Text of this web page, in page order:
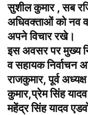
सुशील कुमार , सब
अधिवक्ताओं को नव
अपने विचार रखे।
इस अवसर पर मुख्य
व सहायक निर्वाचन
राजकुमार, पूर्व
कुमार,प्रेम सिंह
महेंद्र सिंह यादव